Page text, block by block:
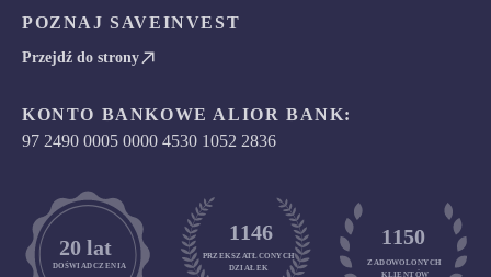
POZNAJ SAVEINVEST
Przejdź do strony
KONTO BANKOWE ALIOR BANK:
97 2490 0005 0000 4530 1052 2836
DOŚWIADCZENIA
	20 lat
1146
PRZEKSZATŁCONYCH
DZIAŁEK
1150
ZADOWOLONYCH
KLIENTÓW